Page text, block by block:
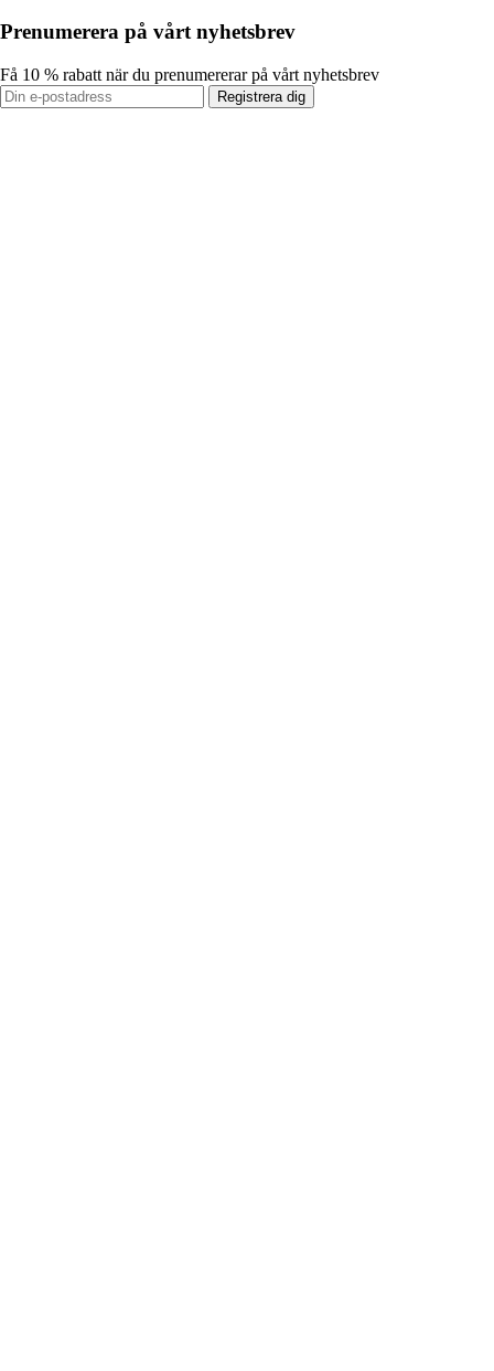
Prenumerera på vårt nyhetsbrev
Få 10 % rabatt när du prenumererar på vårt nyhetsbrev
Registrera dig